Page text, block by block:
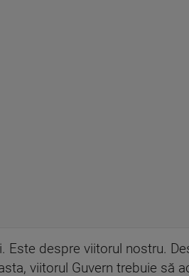
despre viitorul nostru.
viitorul Guvern trebuie să